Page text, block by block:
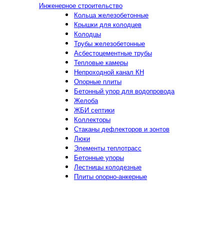
Инженерное строительство
Кольца железобетонные
Крышки для колодцев
Колодцы
Трубы железобетонные
Асбестоцементные трубы
Тепловые камеры
Непроходной канал КН
Опорные плиты
Бетонный упор для водопровода
Желоба
ЖБИ септики
Коллекторы
Стаканы дефлекторов и зонтов
Люки
Элементы теплотрасс
Бетонные упоры
Лестницы колодезные
Плиты опорно-анкерные